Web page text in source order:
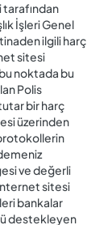
İşleri Genel
ilgili harç
sitesi
noktada bu
Polis
bir harç
üzerinden
ve değerli
sitesi
bankalar
destekleyen